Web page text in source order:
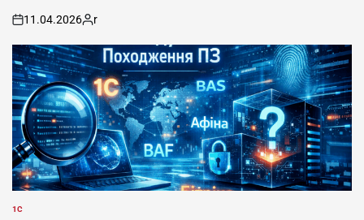
on
11.04.2026
Posted
by
r
POSTED
1С